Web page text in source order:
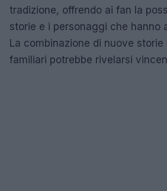
tradizione, offrendo ai fan la
storie e i personaggi che hanno
La combinazione di nuove
familiari potrebbe rivelarsi